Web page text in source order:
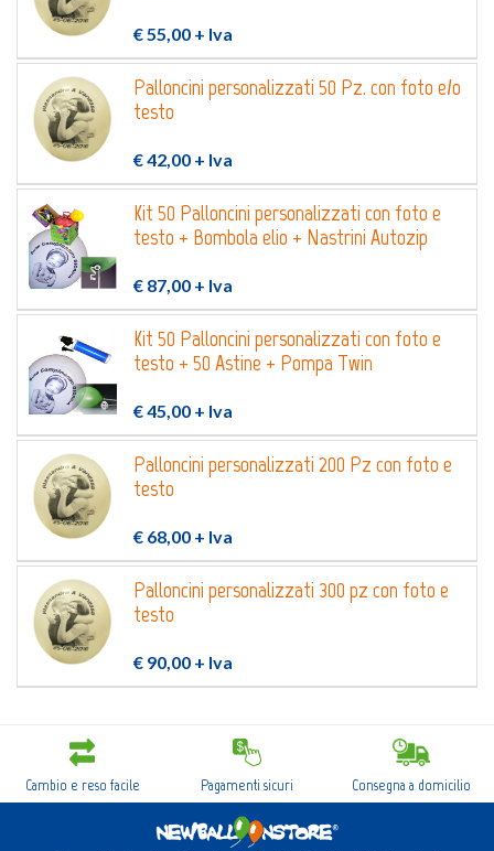
€ 55,00 + Iva
Palloncini personalizzati 50 Pz. con foto e/o
testo
€ 42,00 + Iva
Kit 50 Palloncini personalizzati con foto e
testo + Bombola elio + Nastrini Autozip
€ 87,00 + Iva
Kit 50 Palloncini personalizzati con foto e
testo + 50 Astine + Pompa Twin
€ 45,00 + Iva
Palloncini personalizzati 200 Pz con foto e
testo
€ 68,00 + Iva
Palloncini personalizzati 300 pz con foto e
testo
€ 90,00 + Iva
Cambio e reso facile Pagamenti sicuri Consegna a domicilio